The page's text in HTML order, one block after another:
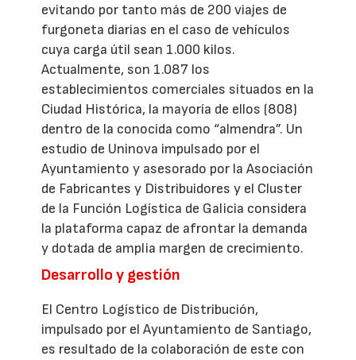
evitando por tanto más de 200 viajes de
furgoneta diarias en el caso de vehículos
cuya carga útil sean 1.000 kilos.
Actualmente, son 1.087 los
establecimientos comerciales situados en la
Ciudad Histórica, la mayoría de ellos (808)
dentro de la conocida como “almendra”. Un
estudio de Uninova impulsado por el
Ayuntamiento y asesorado por la Asociación
de Fabricantes y Distribuidores y el Cluster
de la Función Logística de Galicia considera
la plataforma capaz de afrontar la demanda
y dotada de amplia margen de crecimiento.
Desarrollo y gestión
El Centro Logístico de Distribución,
impulsado por el Ayuntamiento de Santiago,
es resultado de la colaboración de este con